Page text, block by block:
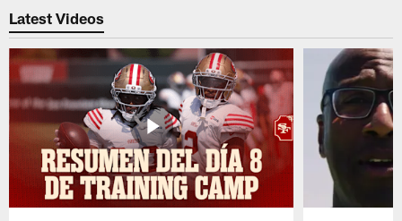
Latest Videos